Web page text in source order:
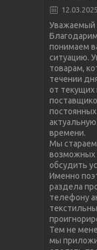
12.03.2025
Уважаемый
понимаем
ситуацию.
товарам,
течении
от
времени.
Мы
возможных
обсудить
Именно
раздела
телефону
Тем не
мы